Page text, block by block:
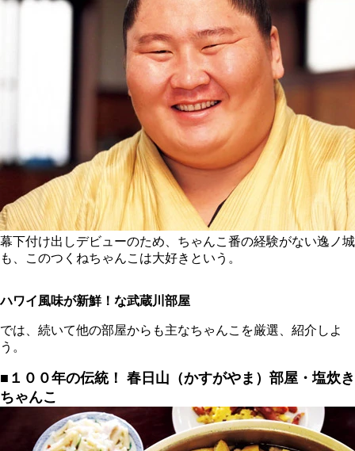
幕下付け出しデビューのため、ちゃんこ番の経験がない逸ノ城
も、このつくねちゃんこは大好きという。
ハワイ風味が新鮮！な武蔵川部屋
では、続いて他の部屋からも主なちゃんこを厳選、紹介しよ
う。
■１００年の伝統！ 春日山（かすがやま）部屋・塩炊き
ちゃんこ